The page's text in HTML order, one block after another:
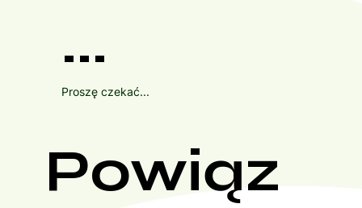
...
Proszę czekać...
Powiąz